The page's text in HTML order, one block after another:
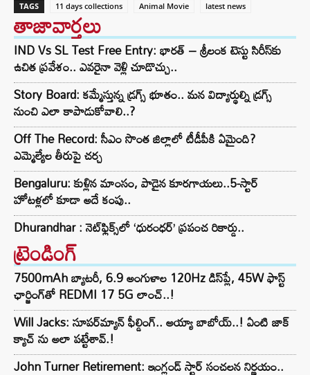
TAGS 11 days collections Animal Movie latest news
తాజావార్తలు
IND Vs SL Test Free Entry: భారత్ – శ్రీలంక టెస్టు సిరీస్‌కు
ఉచిత ప్రవేశం.. ఎవరైనా వెళ్లి చూడొచ్చు..
Story Board: కమ్మేస్తున్న డ్రగ్స్ భూతం.. మన విద్యార్థుల్ని డ్రగ్స్
నుంచి ఎలా కాపాడుకోవాలి..?
Off The Record: సీఎం సొంత జిల్లాలో టీడీపీకి ఏమైంది?
ఎమ్మెల్యేల తీరుపై చర్చ
Bengaluru: కుళ్లిన మాంసం, పాడైన కూరగాయలు..5-స్టార్
హోటళ్లలో కూడా అదే కంపు..
Dhurandhar : నెట్‌ఫ్లిక్స్‌లో ‘ధురంధర్’ ప్రపంచ రికార్డు..
ట్రెండింగ్‌
7500mAh బ్యాటరీ, 6.9 అంగుళాల 120Hz డిస్‌ప్లే, 45W ఫాస్ట్
ఛార్జింగ్‌తో REDMI 17 5G లాంచ్..!
Will Jacks: సూపర్‌మ్యాన్ ఫీల్డింగ్.. అయ్యా బాబోయ్..! ఏంటి జాక్
క్యాచ్ ను అలా పట్టేశావ్.!
John Turner Retirement: ఇంగ్లండ్ స్టార్ సంచలన నిర్ణయం..